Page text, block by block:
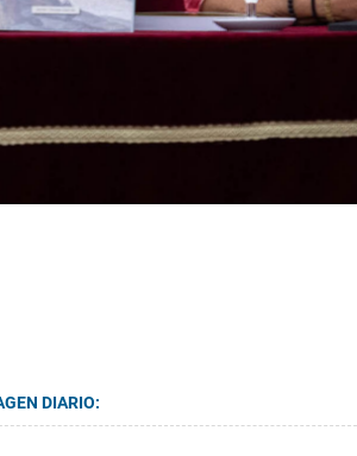
DIARIO: